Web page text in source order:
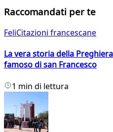
Raccomandati per te
FeliCitazioni francescane
La vera storia della
famoso di san Francesco
1 min di lettura